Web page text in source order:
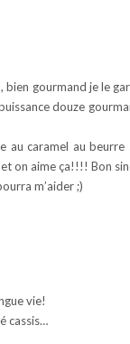
bien gourmand je le
douze
au caramel au beurre
on aime ça!!!! Bon
m’aider ;)
vie!
cassis…